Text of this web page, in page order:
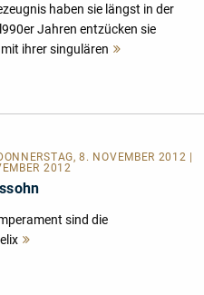
haben sie längst in der
Jahren entzücken sie
ihrer singulären
8. NOVEMBER 2012 |
2012
sind die